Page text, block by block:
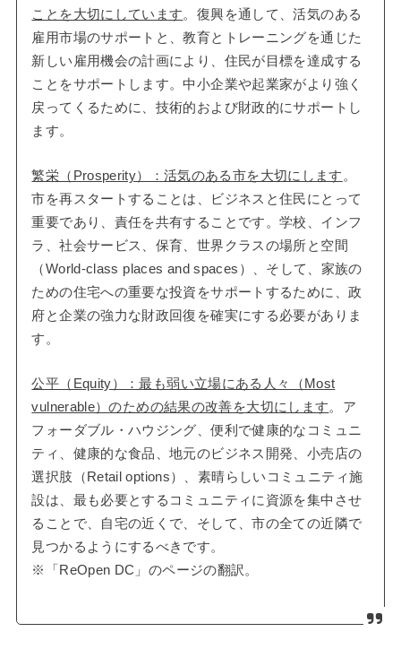
ことを大切にしています。復興を通して、活気のある
雇用市場のサポートと、教育とトレーニングを通じた
新しい雇用機会の計画により、住民が目標を達成する
ことをサポートします。中小企業や起業家がより強く
戻ってくるために、技術的および財政的にサポートし
ます。
繁栄（Prosperity）：活気のある市を大切にします 。
市を再スタートすることは、ビジネスと住民にとって
重要であり、責任を共有することです。学校、インフ
ラ、社会サービス、保育、世界クラスの場所と空間
（World-class places and spaces）、そして、家族の
ための住宅への重要な投資をサポートするために、政
府と企業の強力な財政回復を確実にする必要がありま
す。
公平（Equity）：最も弱い立場にある人々（Most
vulnerable）のための結果の改善を大切にします。ア
フォーダブル・ハウジング、便利で健康的なコミュニ
ティ、健康的な食品、地元のビジネス開発、小売店の
選択肢（Retail options）、素晴らしいコミュニティ施
設は、最も必要とするコミュニティに資源を集中させ
ることで、自宅の近くで、そして、市の全ての近隣で
見つかるようにするべきです。
※「ReOpen DC」のページの翻訳。